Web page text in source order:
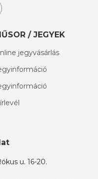
/ JEGYEK
jegyvásárlás
u. 16-20.